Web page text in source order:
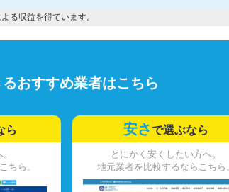
る収益を得ています。
おすすめ業者はこちら
ら
ちら。
安さで選ぶなら
とにかく安くしたい方へ。
地元業者を比較するならこちら